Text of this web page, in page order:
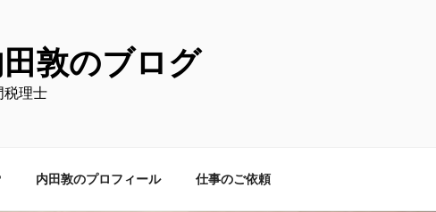
敦のブログ
税理士
内田敦のプロフィール 仕事のご依頼